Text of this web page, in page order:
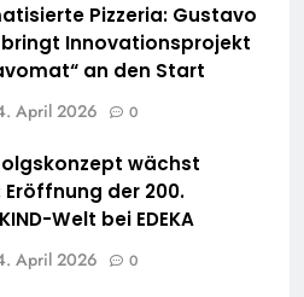
Pizzeria: Gustavo
Innovationsprojekt
an den Start
April 2026 0
wächst
Eröffnung der 200.
Welt bei EDEKA
April 2026 0